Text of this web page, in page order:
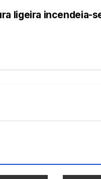
ligeira incendeia-